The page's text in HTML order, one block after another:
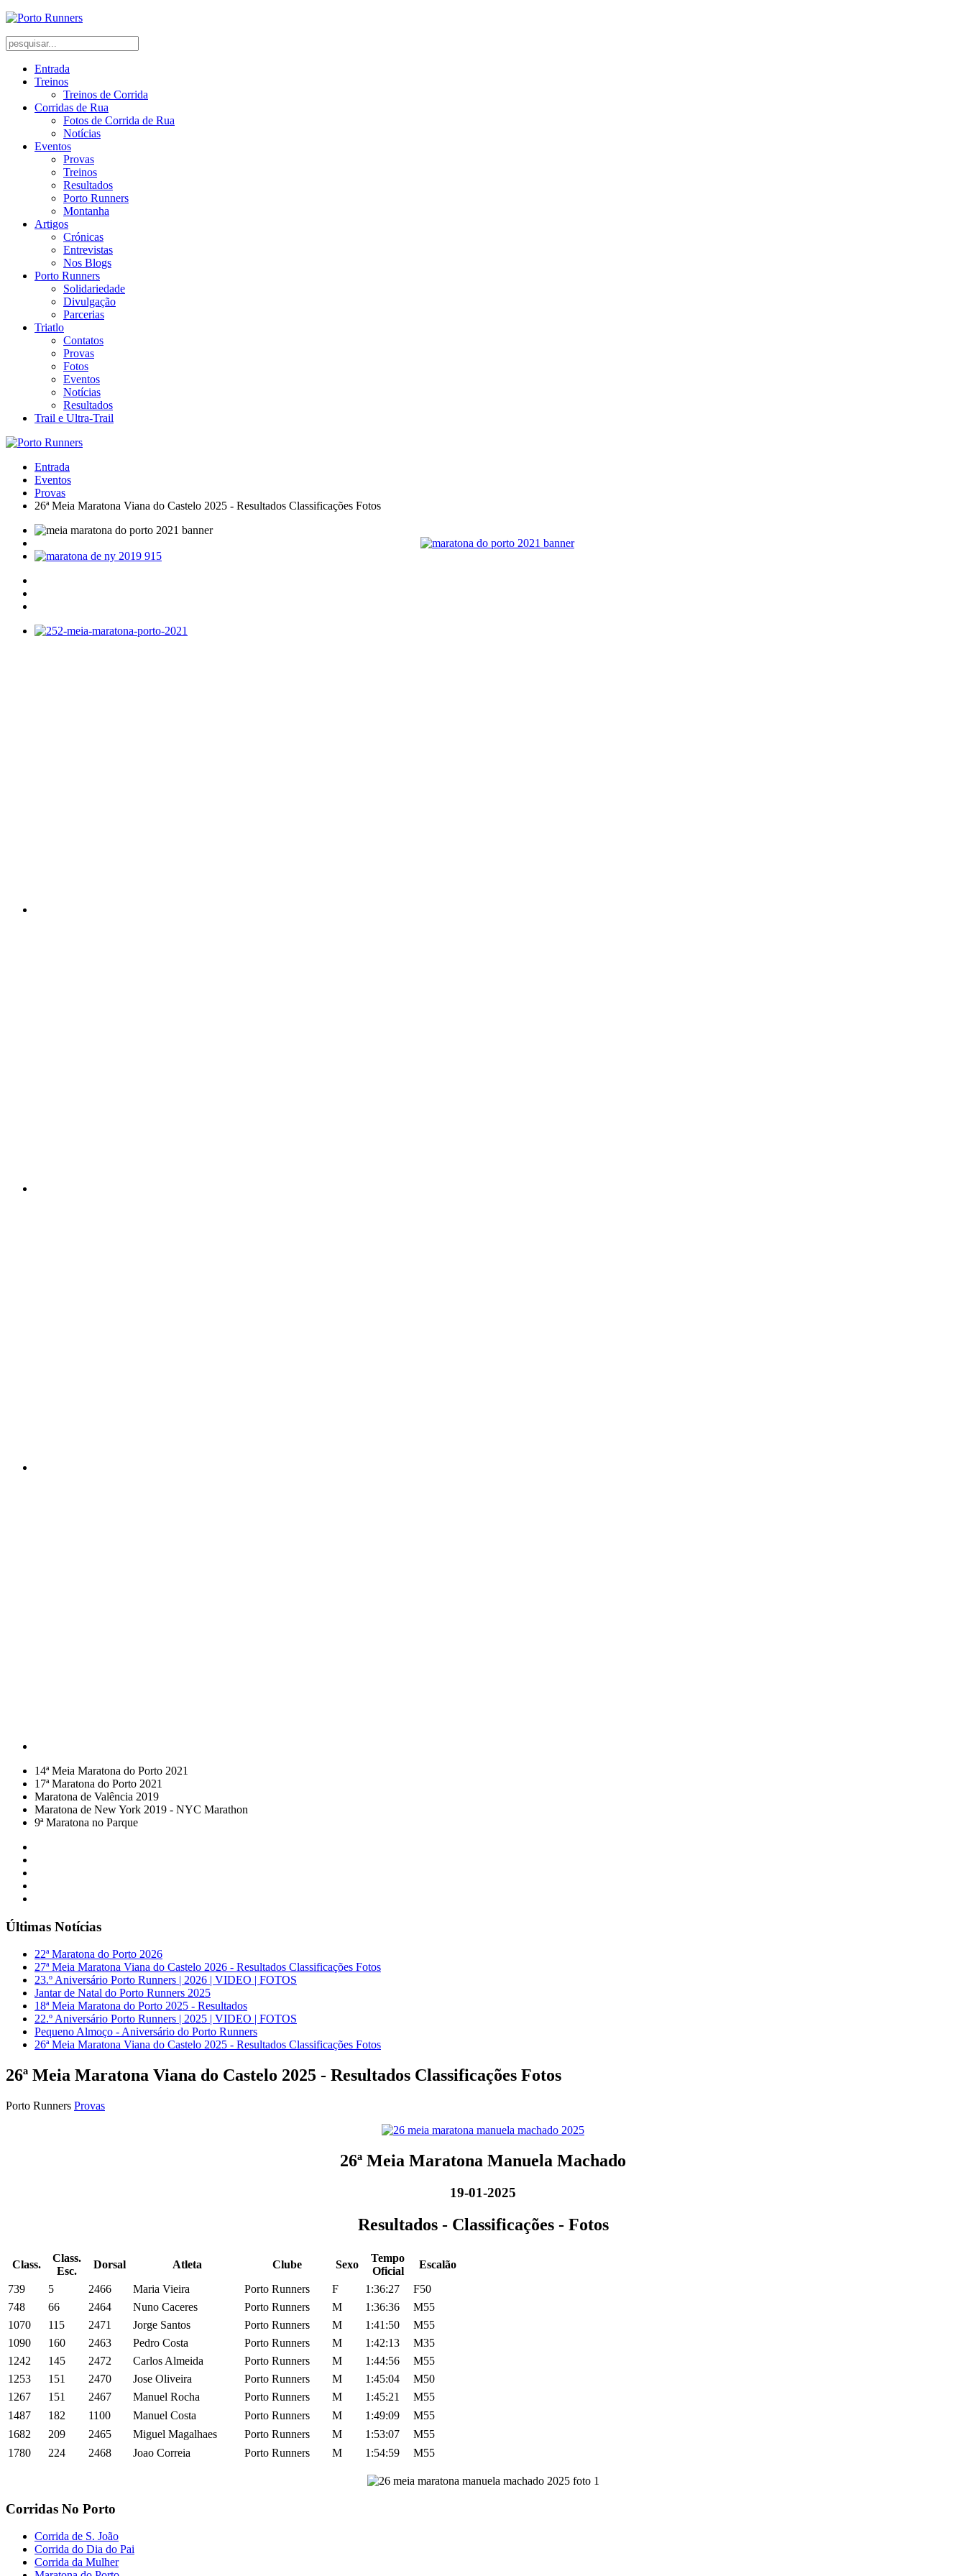
Entrada
Treinos
Treinos de Corrida
Corridas de Rua
Fotos de Corrida de Rua
Notícias
Eventos
Provas
Treinos
Resultados
Porto Runners
Montanha
Artigos
Crónicas
Entrevistas
Nos Blogs
Porto Runners
Solidariedade
Divulgação
Parcerias
Triatlo
Contatos
Provas
Fotos
Eventos
Notícias
Resultados
Trail e Ultra-Trail
Entrada
Eventos
Provas
26ª Meia Maratona Viana do Castelo 2025 - Resultados Classificações Fotos
14ª Meia Maratona do Porto 2021
17ª Maratona do Porto 2021
Maratona de Valência 2019
Maratona de New York 2019 - NYC Marathon
9ª Maratona no Parque
Últimas Notícias
22ª Maratona do Porto 2026
27ª Meia Maratona Viana do Castelo 2026 - Resultados Classificações Fotos
23.º Aniversário Porto Runners | 2026 | VIDEO | FOTOS
Jantar de Natal do Porto Runners 2025
18ª Meia Maratona do Porto 2025 - Resultados
22.º Aniversário Porto Runners | 2025 | VIDEO | FOTOS
Pequeno Almoço - Aniversário do Porto Runners
26ª Meia Maratona Viana do Castelo 2025 - Resultados Classificações Fotos
26ª Meia Maratona Viana do Castelo 2025 - Resultados Classificações Fotos
Porto Runners Provas
26ª Meia Maratona Manuela Machado
19-01-2025
Resultados - Classificações - Fotos
Class.
Class.
Esc.
Dorsal Atleta Clube Sexo
Tempo
Oficial
Escalão
739
5 2466 Maria Vieira Porto Runners F 1:36:27
F50
748
66 2464 Nuno Caceres Porto Runners M 1:36:36
M55
1070
115 2471 Jorge Santos Porto Runners M 1:41:50
M55
1090
160 2463 Pedro Costa Porto Runners M 1:42:13
M35
1242
145 2472 Carlos Almeida Porto Runners M 1:44:56
M55
1253
151 2470 Jose Oliveira Porto Runners M 1:45:04
M50
1267
151 2467 Manuel Rocha Porto Runners M 1:45:21
M55
1487
182 1100 Manuel Costa Porto Runners M 1:49:09
M55
1682
209 2465 Miguel Magalhaes Porto Runners M 1:53:07
M55
1780
224 2468 Joao Correia Porto Runners M 1:54:59 M55
Corridas No Porto
Corrida de S. João
Corrida do Dia do Pai
Corrida da Mulher